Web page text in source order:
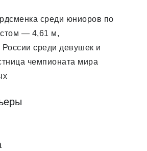
среди юниоров по
— 4,61 м,
России среди девушек и
чемпионата мира